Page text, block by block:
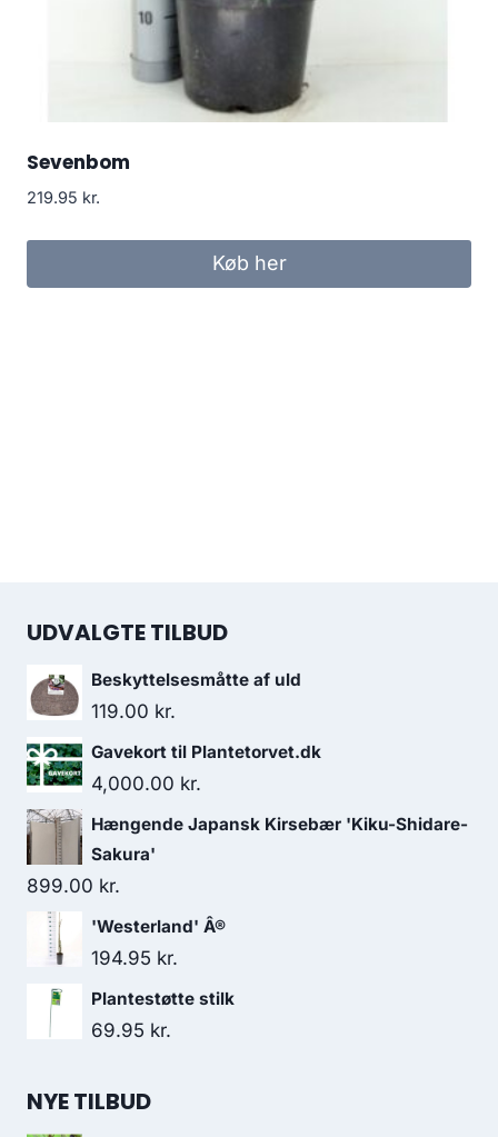
Sevenbom
219.95 kr.
Køb her
UDVALGTE TILBUD
Beskyttelsesmåtte af uld
119.00 kr.
Gavekort til Plantetorvet.dk
4,000.00 kr.
Hængende Japansk Kirsebær 'Kiku-Shidare-
Sakura'
899.00 kr.
'Westerland' Â®
194.95 kr.
Plantestøtte stilk
69.95 kr.
NYE TILBUD